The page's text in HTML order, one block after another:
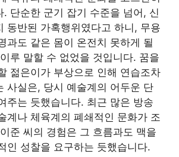
. 단순한 군기 잡기 수준을 넘어, 신
동반된 가혹행위였다고 하니, 무용
과도 같은 몸이 온전치 못하게 될
루 말할 수 없었을 것입니다. 꿈을
젊은이가 부상으로 인해 연습조차
사실은, 당시 예술계의 어두운 단
주는 듯했습니다. 최근 많은 방송
계나 체육계의 폐쇄적인 문화가 조
준 씨의 경험은 그 흐름과도 맥을
인 성찰을 요구하는 듯했습니다.